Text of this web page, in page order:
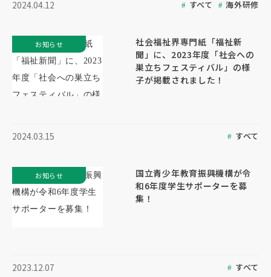
2024.04.12 すべて 海外研修
社会福祉界専門紙「福祉新
聞」に、2023年度「社会への
巣立ちフェスティバル」の様
子が掲載されました！
2024.03.15 すべて
お知らせ
国立青少年教育振興機構が令
和6年度学生サポーターを募
集！
2023.12.07 すべて
お知らせ